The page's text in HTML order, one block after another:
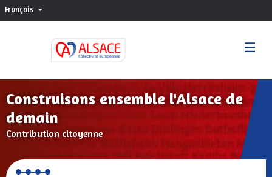
Français Choisir la langue
Construisons ensemble l'Alsace de
demain
Contribution citoyenne